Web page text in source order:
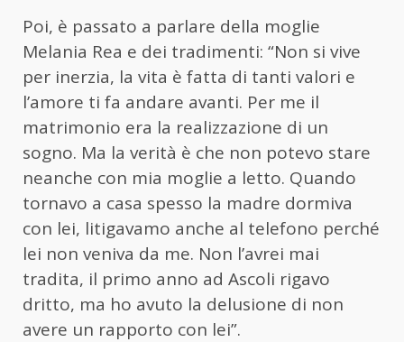
Poi, è passato a parlare della moglie
Melania Rea e dei tradimenti: “Non si vive
per inerzia, la vita è fatta di tanti valori e
l’amore ti fa andare avanti. Per me il
matrimonio era la realizzazione di un
sogno. Ma la verità è che non potevo stare
neanche con mia moglie a letto. Quando
tornavo a casa spesso la madre dormiva
con lei, litigavamo anche al telefono perché
lei non veniva da me. Non l’avrei mai
tradita, il primo anno ad Ascoli rigavo
dritto, ma ho avuto la delusione di non
avere un rapporto con lei”.